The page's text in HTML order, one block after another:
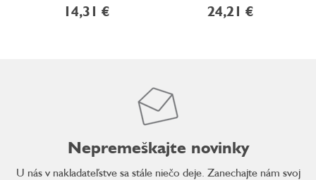
14,31 €
24,21 €
Nepremeškajte novinky
U nás v nakladateľstve sa stále niečo deje. Zanechajte nám svoj